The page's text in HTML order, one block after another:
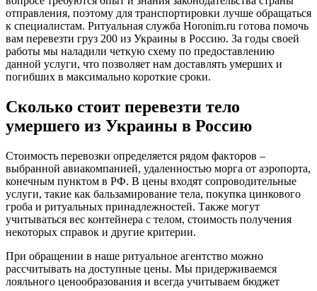
отправления, поэтому для транспортировки лучше обращаться
к специалистам. Ритуальная служба Horonim.ru готова помочь
вам перевезти груз 200 из Украины в Россию. За годы своей
работы мы наладили четкую схему по предоставлению
данной услуги, что позволяет нам доставлять умерших и
погибших в максимально короткие сроки.
Сколько стоит перевезти тело
умершего из Украины в Россию
Стоимость перевозки определяется рядом факторов –
выбранной авиакомпанией, удаленностью морга от аэропорта,
конечным пунктом в РФ. В цены входят сопроводительные
услуги, такие как бальзамирование тела, покупка цинкового
гроба и ритуальных принадлежностей. Также могут
учитываться вес контейнера с телом, стоимость получения
некоторых справок и другие критерии.
При обращении в наше ритуальное агентство можно
рассчитывать на доступные цены. Мы придерживаемся
лояльного ценообразования и всегда учитываем бюджет